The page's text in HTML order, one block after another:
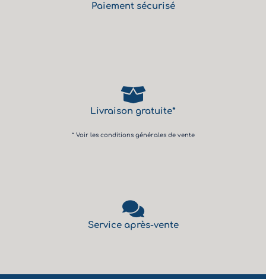
Paiement sécurisé
Livraison gratuite*
* Voir les conditions générales de vente
Service après-vente